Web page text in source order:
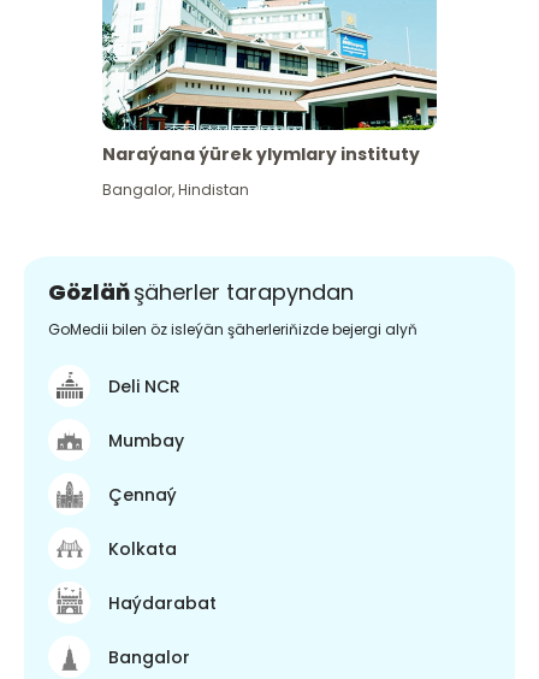
Naraýana ýürek ylymlary instituty
Bangalor,Hindistan
Gözläňşäherler tarapyndan
GoMedii bilen öz isleýän şäherleriňizde bejergi alyň
Deli NCR
Mumbay
Çennaý
Kolkata
Haýdarabat
Bangalor